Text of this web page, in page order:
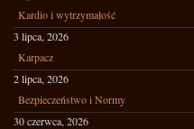
Kardio i wytrzymałość
3 lipca, 2026
Karpacz
2 lipca, 2026
Bezpieczeństwo i Normy
30 czerwca, 2026